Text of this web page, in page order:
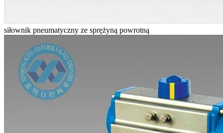
siłownik pneumatyczny ze sprężyną powrotną